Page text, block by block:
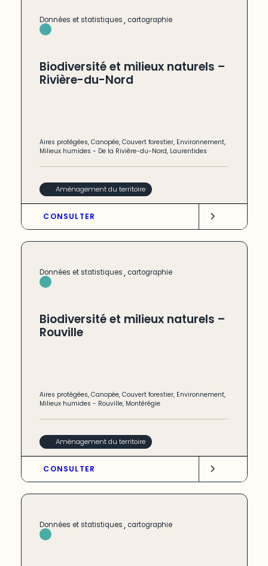
Données et statistiques, cartographie
Biodiversité et milieux naturels –
Rivière-du-Nord
Aires protégées,Canopée,Couvert forestier, Environnement,
Milieux humides - De la Rivière-du-Nord, Laurentides
Aménagement du territoire
CONSULTER
Données et statistiques, cartographie
Biodiversité et milieux naturels –
Rouville
Aires protégées,Canopée,Couvert forestier, Environnement,
Milieux humides - Rouville, Montérégie
Aménagement du territoire
CONSULTER
Données et statistiques, cartographie